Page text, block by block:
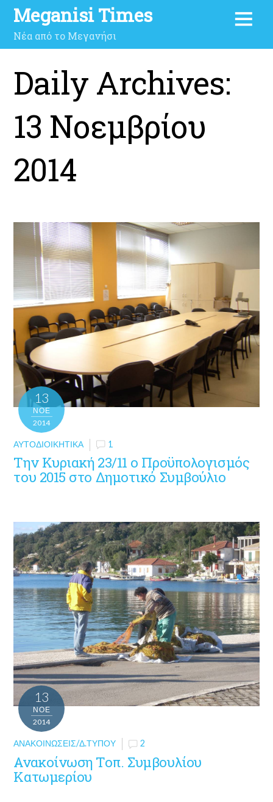
Meganisi Times
Νέα από το Μεγανήσι
Daily Archives:
13 Νοεμβρίου
2014
13
ΝΟΈ
2014
ΑΥΤΟΔΙΟΙΚΗΤΙΚΆ 1
Την Κυριακή 23/11 ο Προϋπολογισμός
του 2015 στο Δημοτικό Συμβούλιο
13
ΝΟΈ
2014
ΑΝΑΚΟΙΝΏΣΕΙΣ/Δ.ΤΎΠΟΥ 2
Ανακοίνωση Τοπ. Συμβουλίου
Κατωμερίου